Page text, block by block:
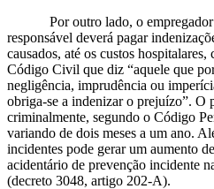
Por outro lado, o empregador
responsável deverá pagar
causados, até os custos
Código Civil que diz “aquele que
negligência, imprudência ou
obriga-se a indenizar o prejuízo”. O
criminalmente, segundo o Código
variando de dois meses a um ano.
incidentes pode gerar um aumento
acidentário de prevenção incidente
(decreto 3048, artigo 202-A).